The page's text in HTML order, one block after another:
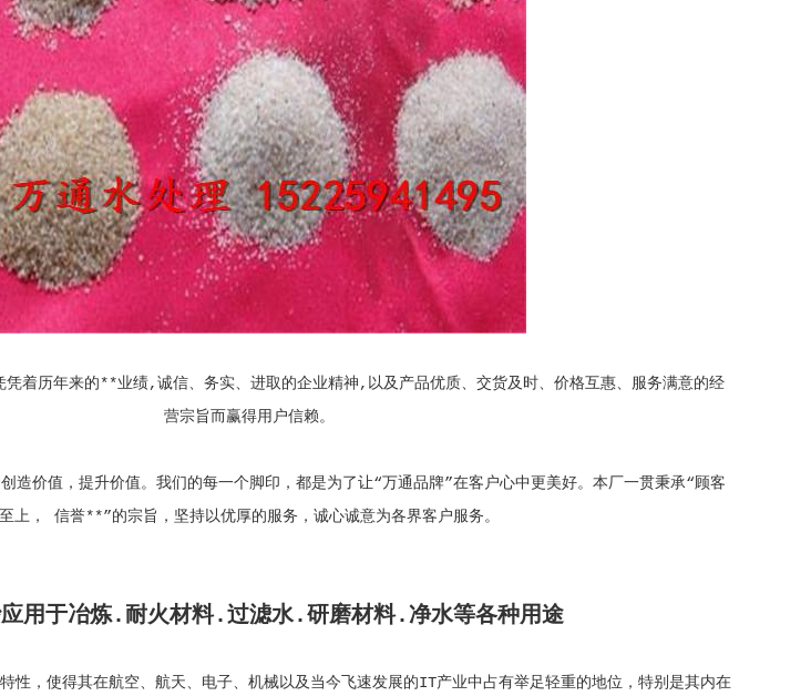
凭着历年来的**业绩,诚信、务实、进取的企业精神,以及产品优质、交货及时、价格互惠、服务满意的经
营宗旨而赢得用户信赖。
价值，提升价值。我们的每一个脚印，都是为了让“万通品牌”在客户心中更美好。本厂一贯秉承“顾客
至上， 信誉**”的宗旨，坚持以优厚的服务，诚心诚意为各界客户服务。
用于冶炼.耐火材料.过滤水.研磨材料.净水等各种用途
性，使得其在航空、航天、电子、机械以及当今飞速发展的IT产业中占有举足轻重的地位，特别是其内在